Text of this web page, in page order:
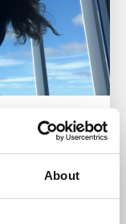
About